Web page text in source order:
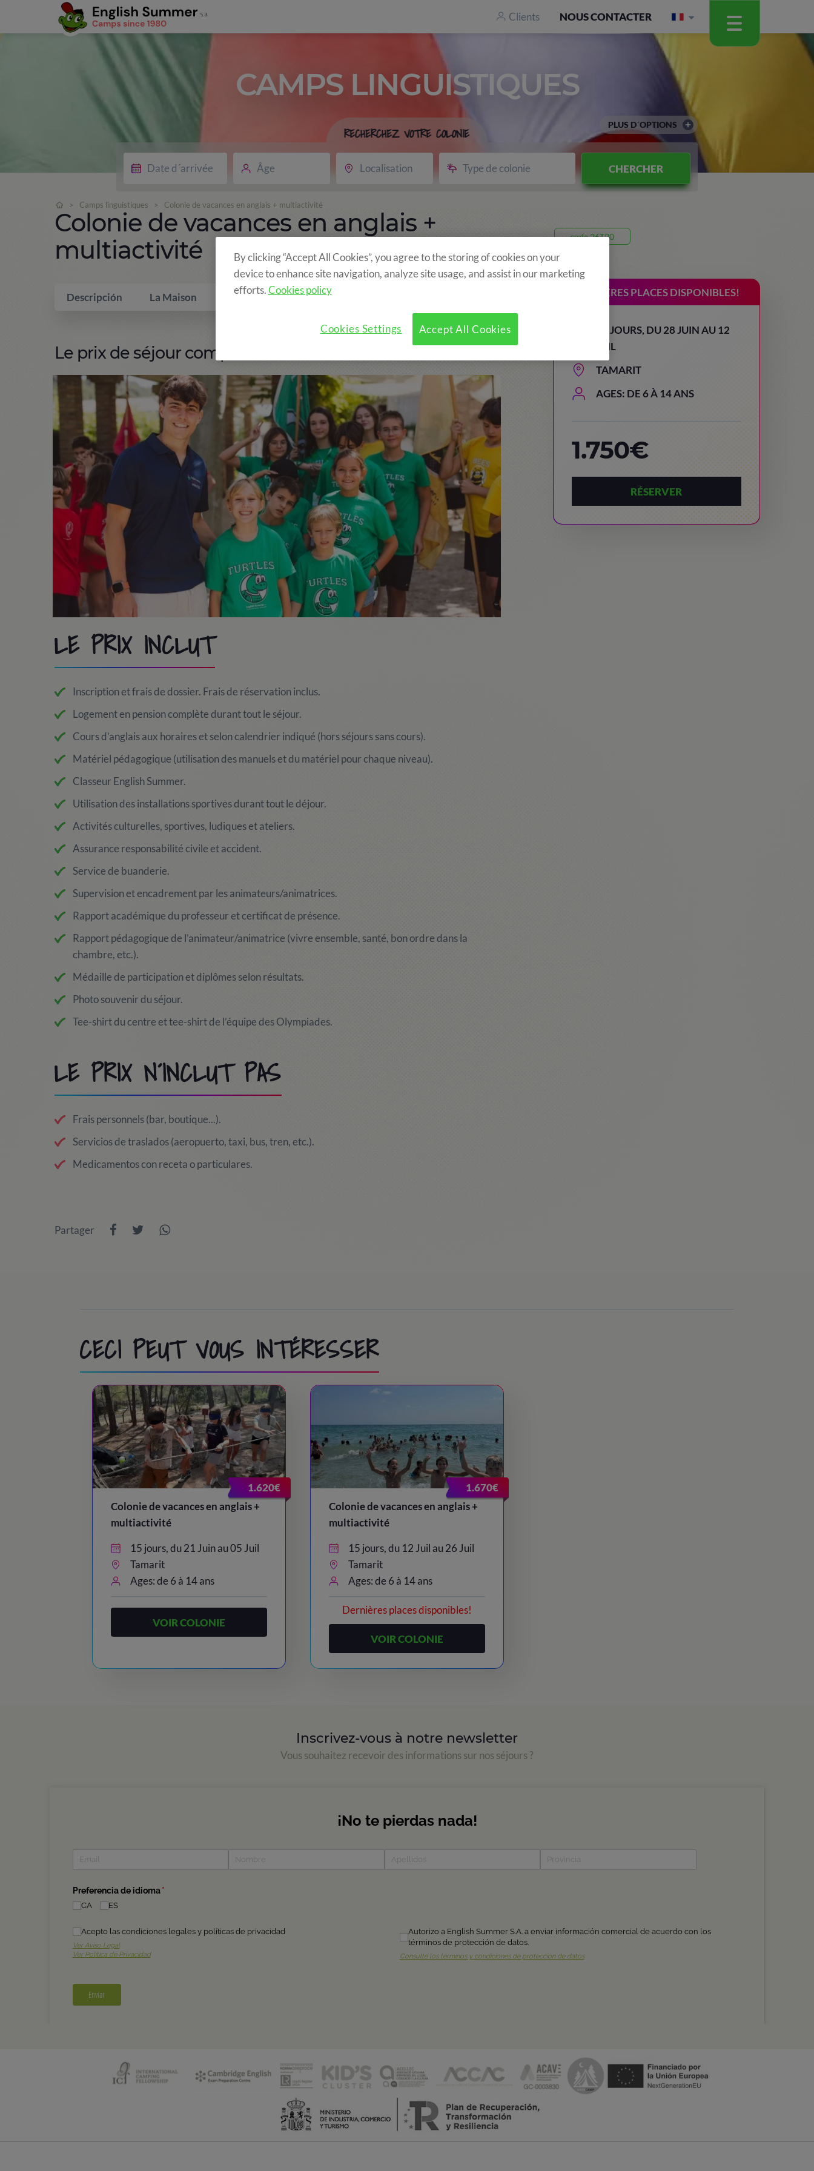
Clients NOUS CONTACTER
CAMPS LINGUISTIQUES
RECHERCHEZ VOTRE COLONIE
Âge Localisation Type de colonie CHERCHER
PLUS D´OPTIONS
> Camps linguistiques > Colonie de vacances en anglais + multiactivité
Colonie de vacances en anglais +
multiactivité
code 26T20
Descripción La Maison Qui inclus? Programme DERNIÈRES PLACES DISPONIBLES!
15 JOURS, DU 28 JUIN AU 12
JUIL
TAMARIT
AGES: DE 6 À 14 ANS
1.750€
RÉSERVER
Le prix de séjour comprend:
LE PRIX INCLUT
Inscription et frais de dossier. Frais de réservation inclus.
Logement en pension complète durant tout le séjour.
Cours d’anglais aux horaires et selon calendrier indiqué (hors séjours sans cours).
Matériel pédagogique (utilisation des manuels et du matériel pour chaque niveau).
Classeur English Summer.
Utilisation des installations sportives durant tout le déjour.
Activités culturelles, sportives, ludiques et ateliers.
Assurance responsabilité civile et accident.
Service de buanderie.
Supervision et encadrement par les animateurs/animatrices.
Rapport académique du professeur et certificat de présence.
Rapport pédagogique de l’animateur/animatrice (vivre ensemble, santé, bon ordre dans la
chambre, etc.).
Médaille de participation et diplômes selon résultats.
Photo souvenir du séjour.
Tee-shirt du centre et tee-shirt de l’équipe des Olympiades.
LE PRIX N´INCLUT PAS
Frais personnels (bar, boutique...).
Servicios de traslados (aeropuerto, taxi, bus, tren, etc.).
Medicamentos con receta o particulares.
Partager
CECI PEUT VOUS INTÉRESSER
1.620€
Colonie de vacances en anglais +
multiactivité
15 jours, du 21 Juin au 05 Juil
Tamarit
Ages: de 6 à 14 ans
VOIR COLONIE
1.670€
Colonie de vacances en anglais +
multiactivité
15 jours, du 12 Juil au 26 Juil
Tamarit
Ages: de 6 à 14 ans
Dernières places disponibles!
VOIR COLONIE
Inscrivez-vous à notre newsletter
Vous souhaitez recevoir des informations sur nos séjours ?
By clicking “Accept All Cookies”, you agree to the storing of cookies on your
device to enhance site navigation, analyze site usage, and assist in our marketing
efforts.Cookies policy
Accept All Cookies
Cookies Settings